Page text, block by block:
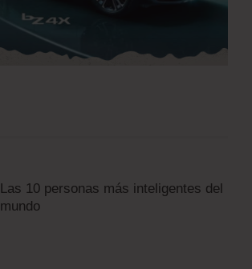
Las 10 personas más inteligentes del
mundo